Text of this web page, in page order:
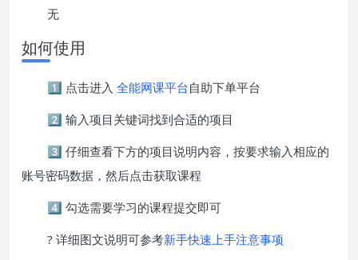
无
如何使用
1️⃣ 点击进入 全能网课平台自助下单平台
2️⃣ 输入项目关键词找到合适的项目
3️⃣ 仔细查看下方的项目说明内容，按要求输入相应的
账号密码数据，然后点击获取课程
4️⃣ 勾选需要学习的课程提交即可
? 详细图文说明可参考新手快速上手注意事项